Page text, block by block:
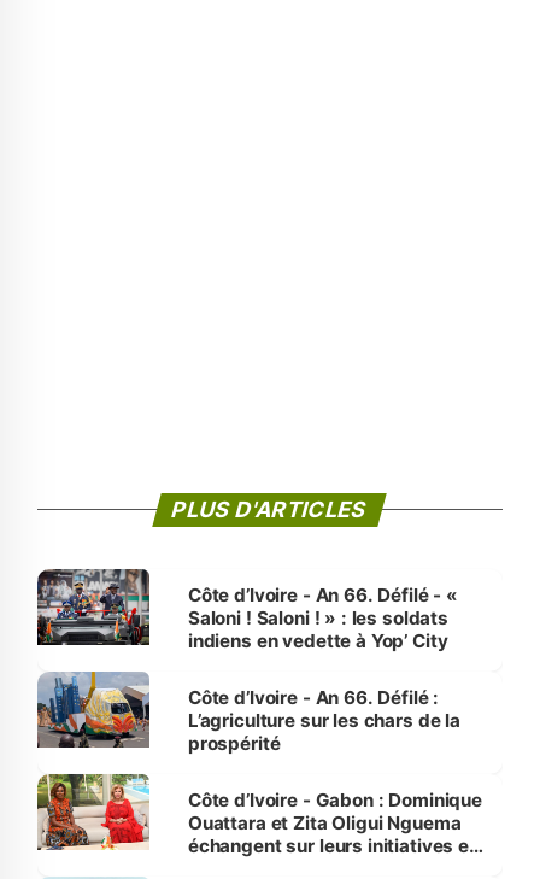
PLUS D'ARTICLES
Côte d’Ivoire - An 66. Défilé - «
Saloni ! Saloni ! » : les soldats
indiens en vedette à Yop’ City
Côte d’Ivoire - An 66. Défilé :
L’agriculture sur les chars de la
prospérité
Côte d’Ivoire - Gabon : Dominique
Ouattara et Zita Oligui Nguema
échangent sur leurs initiatives en